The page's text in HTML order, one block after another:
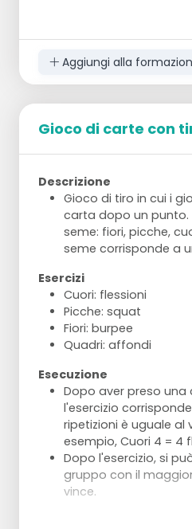
Aggiungi alla
Gioco di carte con
Descrizione
Gioco di tiro in cui i
carta dopo un punto.
seme: fiori, picche,
seme corrisponde a
Esercizi
Cuori: flessioni
Picche: squat
Fiori: burpee
Quadri: affondi
Esecuzione
Dopo aver preso una
l'esercizio
ripetizioni è uguale al
esempio, Cuori 4 = 4
Dopo l'esercizio, si
gruppo con il
vince.